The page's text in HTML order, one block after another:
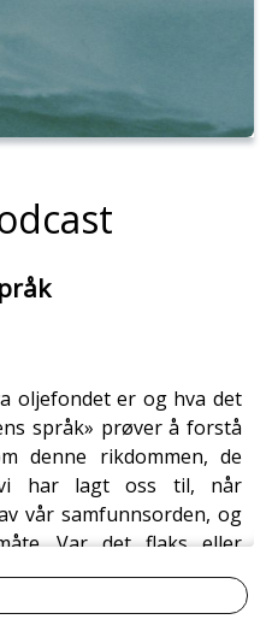
oljefondet er og hva det
språk» prøver å forstå
denne rikdommen, de
har lagt oss til, når
vår samfunnsorden, og
Var det flaks eller
og fremtidsvyer fins
til lykke eller